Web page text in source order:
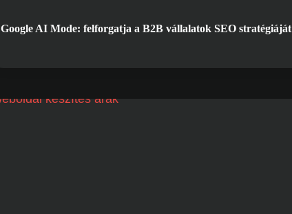
Google AI Mode: felforgatja a B2B vállalatok SEO stratégiáját